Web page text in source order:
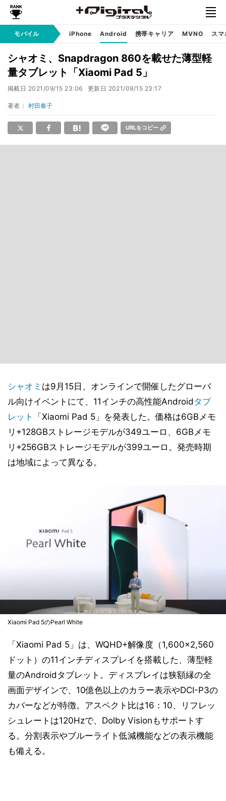
モバイル iPhone Android 携帯キャリア MVNO ス
シャオミ、Snapdragon 860を載せた薄型軽
量タブレット「Xiaomi Pad 5」
掲載日 2021/09/15 23:06 更新日 2021/09/15 23:17
著者： 村田奏子
URLをコピー
シャオミ は9月15日、オンラインで開催したグローバ
ル向けイベントにて、11インチの高性能Android タブ
レット
「Xiaomi Pad 5」を発表した。価格は6GBメモ
リ+128GBストレージモデルが349ユーロ、6GBメモ
リ+256GBストレージモデルが399ユーロ。発売時期
は地域によって異なる。
Xiaomi Pad 5のPearl White
「Xiaomi Pad 5」は、WQHD+解像度（1,600×2,560
ドット）の11インチディスプレイを搭載した、薄型軽
量のAndroidタブレット。ディスプレイは狭額縁の全
画面デザインで、10億色以上のカラー表示やDCI-P3の
カバーなどが特徴。アスペクト比は16：10、リフレッ
シュレートは120Hzで、Dolby Visionもサポートす
る。分割表示やブルーライト低減機能などの表示機能
も備える。